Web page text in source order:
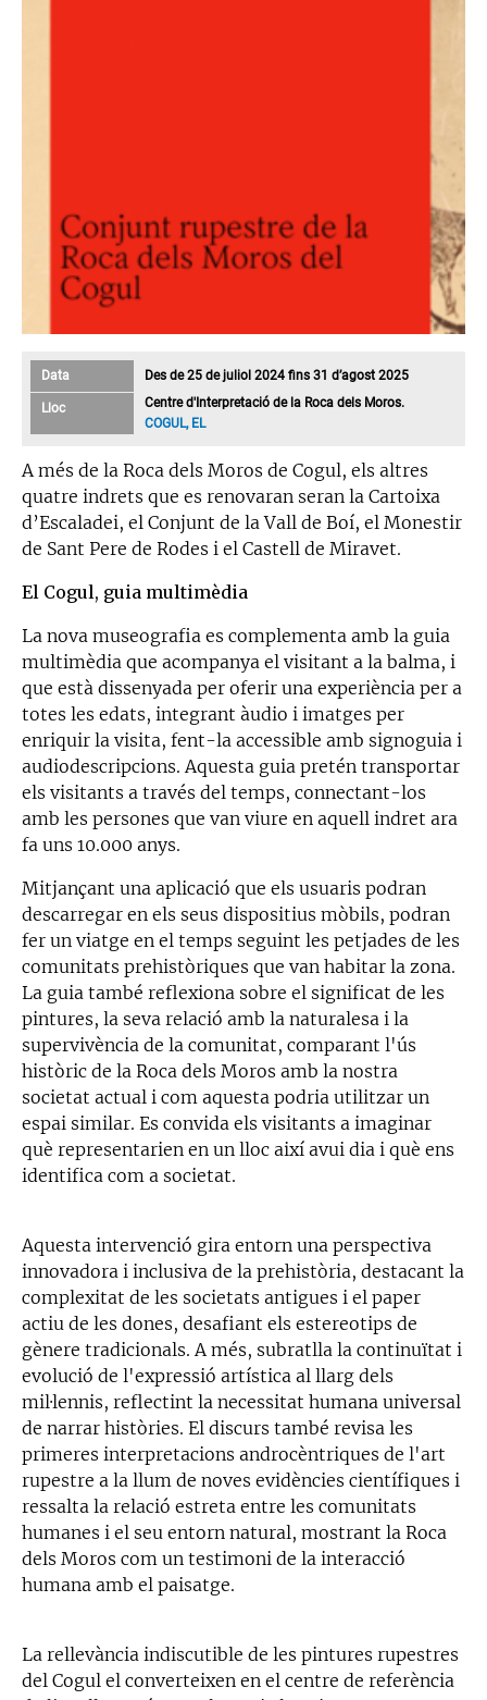
Data Des de 25 de juliol 2024 fins 31 d’agost 2025
Lloc
Centre d'Interpretació de la Roca dels Moros.
COGUL, EL
A més de la Roca dels Moros de Cogul, els altres
quatre indrets que es renovaran seran la Cartoixa
d’Escaladei, el Conjunt de la Vall de Boí, el Monestir
de Sant Pere de Rodes i el Castell de Miravet.
El Cogul, guia multimèdia
La nova museografia es complementa amb la guia
multimèdia que acompanya el visitant a la balma, i
que està dissenyada per oferir una experiència per a
totes les edats, integrant àudio i imatges per
enriquir la visita, fent-la accessible amb signoguia i
audiodescripcions. Aquesta guia pretén transportar
els visitants a través del temps, connectant-los
amb les persones que van viure en aquell indret ara
fa uns 10.000 anys.
Mitjançant una aplicació que els usuaris podran
descarregar en els seus dispositius mòbils, podran
fer un viatge en el temps seguint les petjades de les
comunitats prehistòriques que van habitar la zona.
La guia també reflexiona sobre el significat de les
pintures, la seva relació amb la naturalesa i la
supervivència de la comunitat, comparant l'ús
històric de la Roca dels Moros amb la nostra
societat actual i com aquesta podria utilitzar un
espai similar. Es convida els visitants a imaginar
què representarien en un lloc així avui dia i què ens
identifica com a societat.
Aquesta intervenció gira entorn una perspectiva
innovadora i inclusiva de la prehistòria, destacant la
complexitat de les societats antigues i el paper
actiu de les dones, desafiant els estereotips de
gènere tradicionals. A més, subratlla la continuïtat i
evolució de l'expressió artística al llarg dels
mil·lennis, reflectint la necessitat humana universal
de narrar històries. El discurs també revisa les
primeres interpretacions androcèntriques de l'art
rupestre a la llum de noves evidències científiques i
ressalta la relació estreta entre les comunitats
humanes i el seu entorn natural, mostrant la Roca
dels Moros com un testimoni de la interacció
humana amb el paisatge.
La rellevància indiscutible de les pintures rupestres
del Cogul el converteixen en el centre de referència